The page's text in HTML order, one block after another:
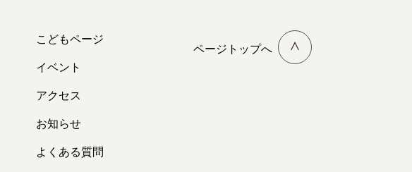
こどもページ
イベント
アクセス
お知らせ
よくある質問
ページトップへ